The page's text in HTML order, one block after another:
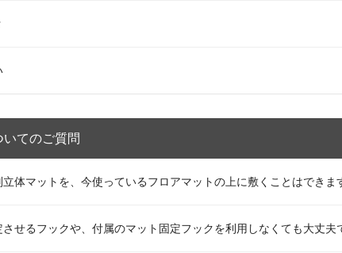
てのご質問
体マットを、今使っているフロアマットの上に敷くことはできま
せるフックや、付属のマット固定フックを利用しなくても大丈夫